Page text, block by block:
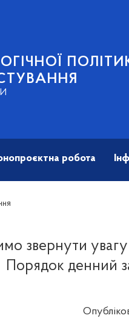
робота
звернути
Порядок денний